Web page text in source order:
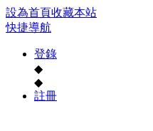
設為首頁收藏本站
快捷導航
登錄
◆
◆
註冊